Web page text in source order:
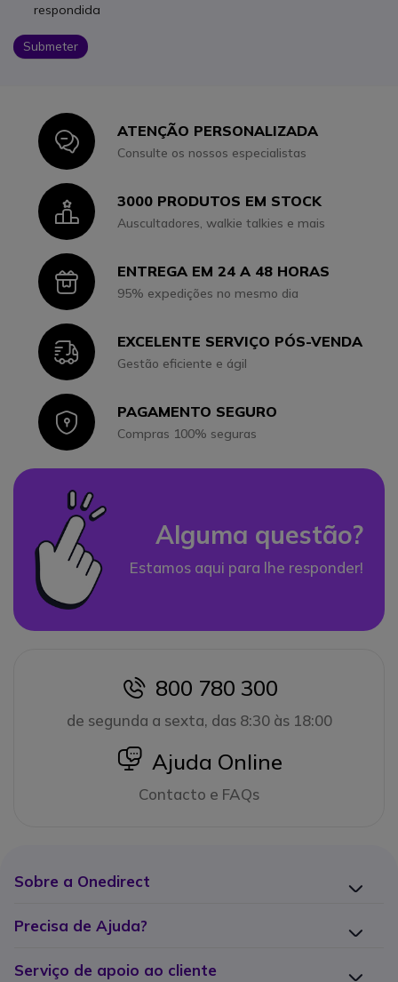
respondida
Submeter
IconATENÇÃO PERSONALIZADA
Consulte os nossos especialistas
Icon3000 PRODUTOS EM STOCK
Auscultadores, walkie talkies e mais
IconENTREGA EM 24 A 48 HORAS
95% expedições no mesmo dia
IconEXCELENTE SERVIÇO PÓS-VENDA
Gestão eficiente e ágil
IconPAGAMENTO SEGURO
Compras 100% seguras
Alguma questão?
Estamos aqui para lhe responder!
icon
800 780 300
de segunda a sexta, das 8:30 às 18:00
icon
Ajuda Online
Contacto e FAQs
Sobre a Onedirect
Precisa de Ajuda?
Serviço de apoio ao cliente